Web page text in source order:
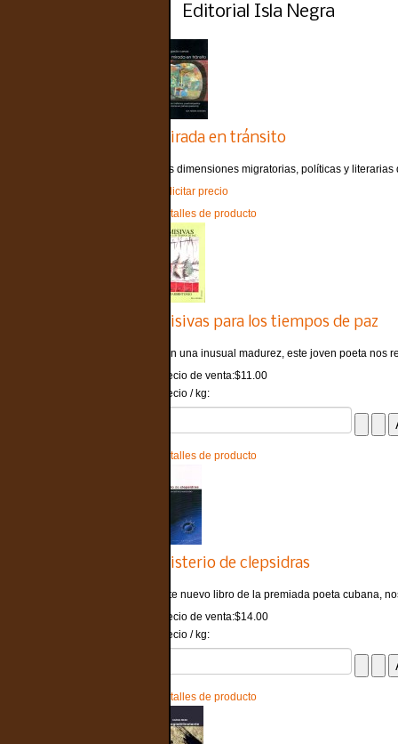
Editorial Isla Negra
Mirada en tránsito
Las dimensiones migratorias, políticas y literarias
Solicitar precio
Detalles de producto
Misivas para los tiempos de paz
Con una inusual madurez, este joven poeta nos
Precio de venta:$11.00
Precio / kg:
Detalles de producto
Misterio de clepsidras
Este nuevo libro de la premiada poeta cubana,
Precio de venta:$14.00
Precio / kg:
Detalles de producto